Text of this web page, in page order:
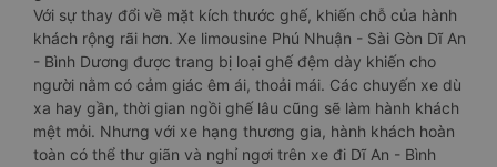
Với sự thay đổi về mặt kích thước ghế, khiến chỗ của hành
khách rộng rãi hơn. Xe limousine Phú Nhuận - Sài Gòn Dĩ An
- Bình Dương được trang bị loại ghế đệm dày khiến cho
người nằm có cảm giác êm ái, thoải mái. Các chuyến xe dù
xa hay gần, thời gian ngồi ghế lâu cũng sẽ làm hành khách
mệt mỏi. Nhưng với xe hạng thương gia, hành khách hoàn
toàn có thể thư giãn và nghỉ ngơi trên xe đi Dĩ An - Bình